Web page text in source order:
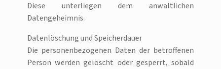
Diese unterliegen dem anwaltlichen
Datengeheimnis.
Datenlöschung und Speicherdauer
Die personenbezogenen Daten der betroffenen
Person werden gelöscht oder gesperrt, sobald